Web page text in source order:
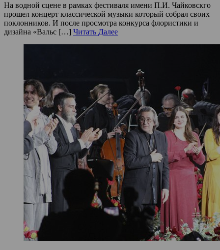
На водной сцене в рамках фестиваля имени П.И. Чайковскго
прошел концерт классической музыки который собрал своих
поклонников. И после просмотра конкурса флористики и
дизайна «Вальс […] Читать Далее